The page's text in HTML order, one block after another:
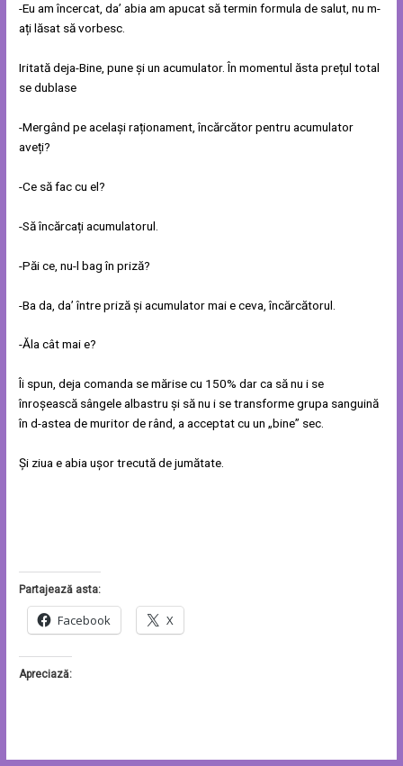
-Eu am încercat, da’ abia am apucat să termin formula de salut, nu m-
ați lăsat să vorbesc.
Iritată deja-Bine, pune și un acumulator. În momentul ăsta prețul total
se dublase
-Mergând pe același raționament, încărcător pentru acumulator
aveți?
-Ce să fac cu el?
-Să încărcați acumulatorul.
-Păi ce, nu-l bag în priză?
-Ba da, da’ între priză și acumulator mai e ceva, încărcătorul.
-Ăla cât mai e?
Îi spun, deja comanda se mărise cu 150% dar ca să nu i se
înroșească sângele albastru și să nu i se transforme grupa sanguină
în d-astea de muritor de rând, a acceptat cu un „bine” sec.
Și ziua e abia ușor trecută de jumătate.
Partajează asta:
Facebook X
Apreciază: